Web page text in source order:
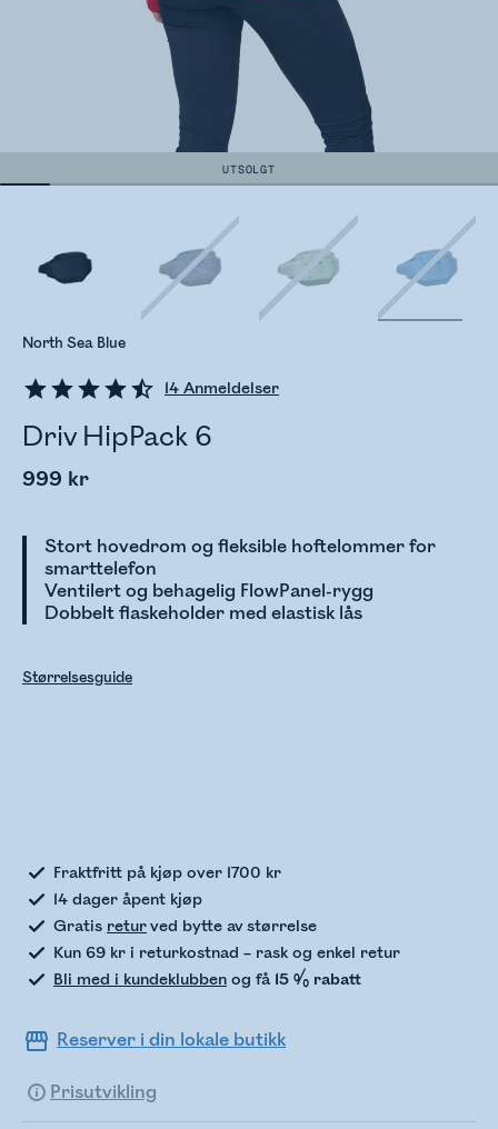
UTSOLGT
14 Anmeldelser
Driv HipPack 6
999 kr
Stort hovedrom og fleksible hoftelommer for
smarttelefon
Ventilert og behagelig FlowPanel-rygg
Dobbelt flaskeholder med elastisk lås
North Sea Blue
Størrelsesguide
Fraktfritt på kjøp over 1700 kr
14 dager åpent kjøp
Gratis returved bytte av størrelse
Kun 69 kr i returkostnad – rask og enkel retur
Bli med i kundeklubben og få 15 % rabatt
Reserver i din lokale butikk
Prisutvikling